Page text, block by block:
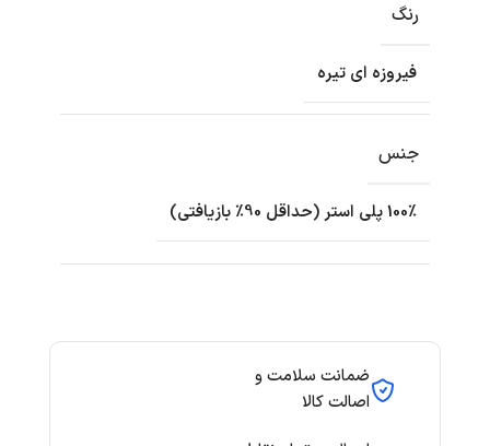
ضمانت سلامت و
اصالت کالا
رنگ
فیروزه ای تیره
جنس
100٪ پلی استر (حداقل 90٪ بازیافتی)